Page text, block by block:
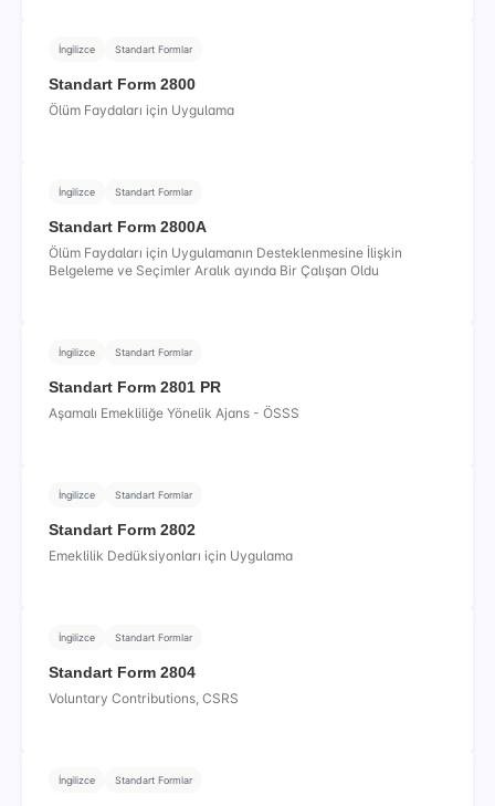
İngilizce Standart Formlar
Standart Form 2800
Ölüm Faydaları için Uygulama
İngilizce Standart Formlar
Standart Form 2800A
Ölüm Faydaları için Uygulamanın Desteklenmesine İlişkin
Belgeleme ve Seçimler Aralık ayında Bir Çalışan Oldu
İngilizce Standart Formlar
Standart Form 2801 PR
Aşamalı Emekliliğe Yönelik Ajans - ÖSSS
İngilizce Standart Formlar
Standart Form 2802
Emeklilik Dedüksiyonları için Uygulama
İngilizce Standart Formlar
Standart Form 2804
Voluntary Contributions, CSRS
İngilizce Standart Formlar